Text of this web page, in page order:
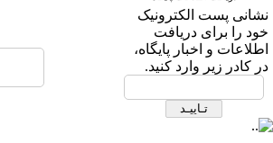
نشانی پست الکترونیک
خود را برای دریافت
اطلاعات و اخبار پایگاه،
در کادر زیر وارد کنید.